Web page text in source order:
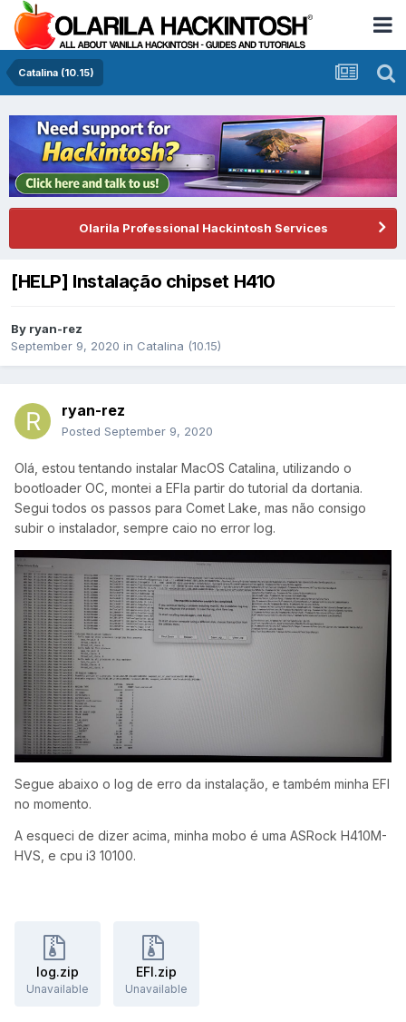
Catalina (10.15)
Olarila Professional Hackintosh Services
[HELP] Instalação chipset H410
By ryan-rez
September 9, 2020 in Catalina (10.15)
ryan-rez
Posted September 9, 2020
Olá, estou tentando instalar MacOS Catalina, utilizando o
bootloader OC, montei a EFIa partir do tutorial da dortania.
Segui todos os passos para Comet Lake, mas não consigo
subir o instalador, sempre caio no error log.
Segue abaixo o log de erro da instalação, e também minha EFI
no momento.
A esqueci de dizer acima, minha mobo é uma ASRock H410M-
HVS, e cpu i3 10100.
log.zip
Unavailable
EFI.zip
Unavailable